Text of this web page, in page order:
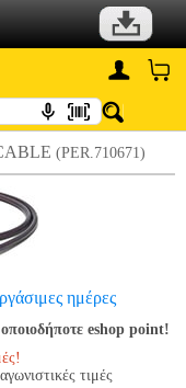
(PER.710671)
ημέρες
eshop point!
τιμές